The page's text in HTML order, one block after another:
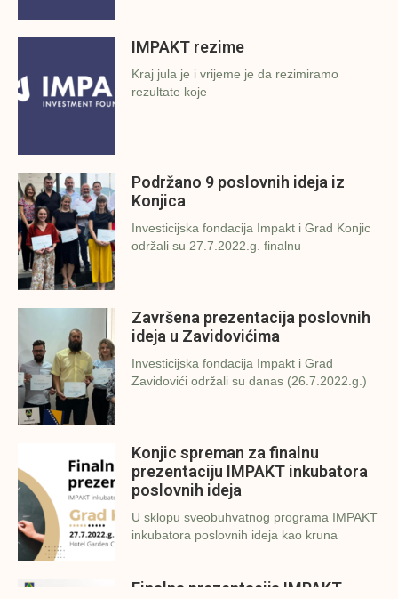
IMPAKT rezime
Kraj jula je i vrijeme je da rezimiramo
rezultate koje
Podržano 9 poslovnih ideja iz
Konjica
Investicijska fondacija Impakt i Grad Konjic
održali su 27.7.2022.g. finalnu
Završena prezentacija poslovnih
ideja u Zavidovićima
Investicijska fondacija Impakt i Grad
Zavidovići održali su danas (26.7.2022.g.)
Konjic spreman za finalnu
prezentaciju IMPAKT inkubatora
poslovnih ideja
U sklopu sveobuhvatnog programa IMPAKT
inkubatora poslovnih ideja kao kruna
Finalna prezentacija IMPAKT